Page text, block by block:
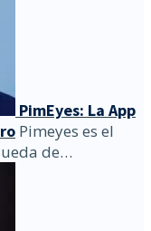
PimEyes: La App
Pimeyes es el
de…